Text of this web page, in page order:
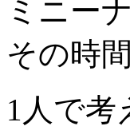
ミニー
その時
1人で考